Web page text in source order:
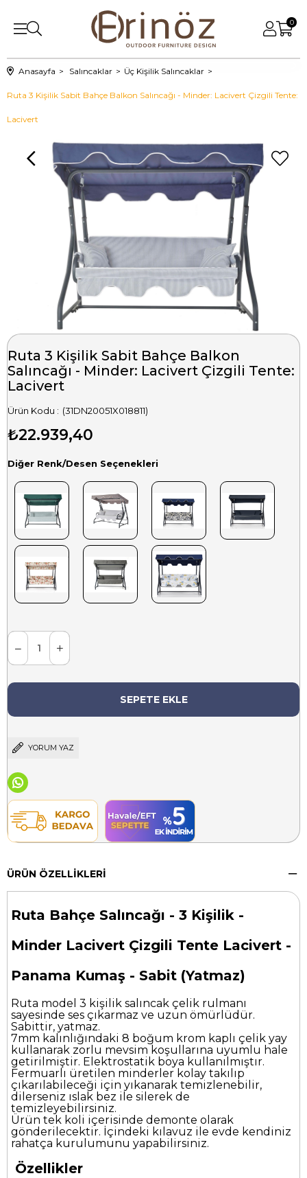
0
Anasayfa Salıncaklar Üç Kişilik Salıncaklar
Ruta 3 Kişilik Sabit Bahçe Balkon Salıncağı - Minder: Lacivert Çizgili Tente:
Lacivert
Ruta 3 Kişilik Sabit Bahçe Balkon
Salıncağı - Minder: Lacivert Çizgili Tente:
Lacivert
(31DN20051X018811)
₺22.939,40
Diğer Renk/Desen Seçenekleri
YORUM YAZ
ÜRÜN ÖZELLIKLERI
Ruta Bahçe Salıncağı - 3 Kişilik -
Minder Lacivert Çizgili Tente Lacivert -
Panama Kumaş - Sabit (Yatmaz)
Ruta model 3 kişilik salıncak çelik rulmanı
sayesinde ses çıkarmaz ve uzun ömürlüdür.
Sabittir, yatmaz.
7mm kalınlığındaki 8 boğum krom kaplı çelik yay
kullanarak zorlu mevsim koşullarına uyumlu hale
getirilmiştir. Elektrostatik boya kullanılmıştır.
Fermuarlı üretilen minderler kolay takılıp
çıkarılabileceği için yıkanarak temizlenebilir,
dilerseniz ıslak bez ile silerek de
temizleyebilirsiniz.
Ürün tek koli içerisinde demonte olarak
gönderilecektir. İçindeki kılavuz ile evde kendiniz
rahatça kurulumunu yapabilirsiniz.
Özellikler